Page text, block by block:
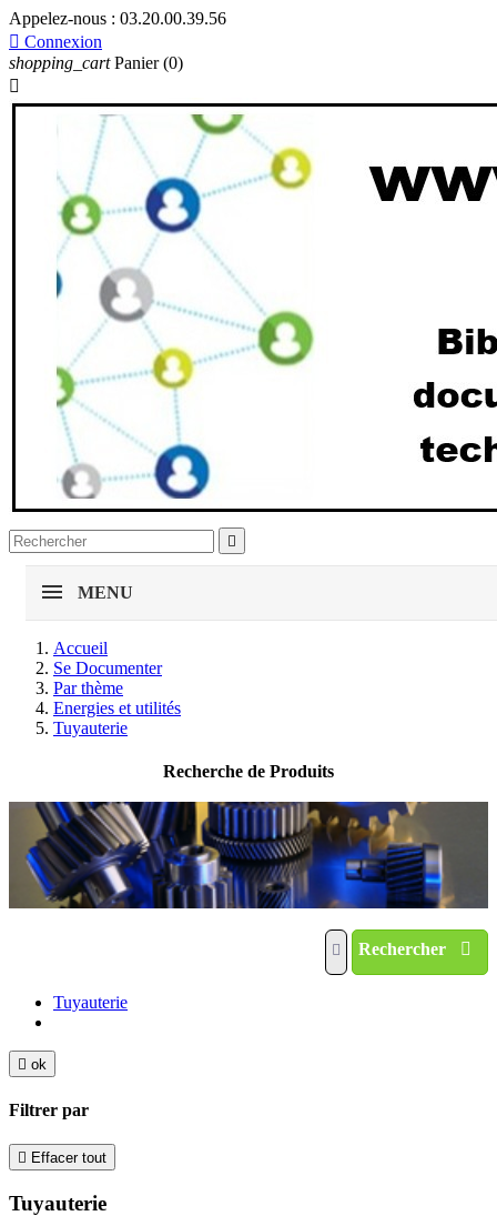
Appelez-nous : 03.20.00.39.56
 Connexion
shopping_cart Panier (0)


MENU
Accueil
Se Documenter
Par thème
Energies et utilités
Tuyauterie
Recherche de Produits
Rechercher
Tuyauterie
 ok
Filtrer par
 Effacer tout
Tuyauterie